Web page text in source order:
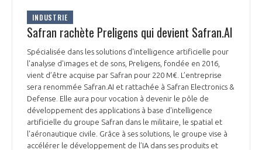
NOTRE VISION
NOS MISSIONS
NOTRE HISTOIRE
ORGANISATION
LE CONSEIL DU GIFAS
L’ÉQUIPE DU GIFAS
NOS RÉSEAUX À L'INTERNATIONAL
FONCTIONNEMENT
GEADS
COMITÉ AERO PME
ACCOMPAGNEMENT DE NOS ADHÉRENTS
LES PROGRAMMES DU GIFAS
LA MÉDIATION
9
10
15
23
24 25 26 27 28
29
INDUSTRIE
Safran rachète Preligens qui devient Safran.AI
Spécialisée dans les solutions d'intelligence artificielle pour
l'analyse d'images et de sons, Preligens, fondée en 2016,
vient d’être acquise par Safran pour 220 M€. L’entreprise
sera renommée Safran.AI et rattachée à Safran Electronics &
Defense. Elle aura pour vocation à devenir le pôle de
développement des applications à base d'intelligence
artificielle du groupe Safran dans le militaire, le spatial et
l'aéronautique civile. Grâce à ses solutions, le groupe vise à
accélérer le développement de l’IA dans ses produits et